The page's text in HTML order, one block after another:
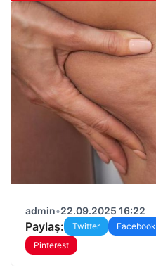
admin•22.09.2025 16:22
Paylaş: Twitter Facebook
Pinterest